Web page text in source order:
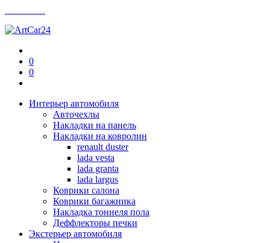
0
0
Интерьер автомобиля
Авточехлы
Накладки на панель
Накладки на ковролин
renault duster
lada vesta
lada granta
lada largus
Коврики салона
Коврики багажника
Накладка тоннеля пола
Деффлекторы печки
Экстерьер автомобиля